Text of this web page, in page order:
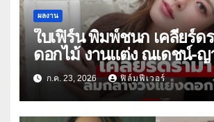
ผลงาน
ใบเฟิร์น พิมพ์ชนก เคลียร์ด
ดอกไม้ งานแต่ง ณเดชน์-
ก.ค. 23, 2026 ฟิล์มฟีเวอร์